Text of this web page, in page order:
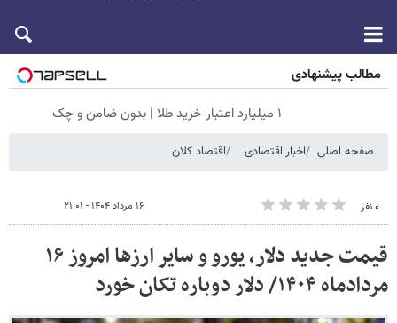
مطالب پیشنهادی
۱ میلیارد اعتبار خرید طلا | بدون ضامن و چک
صفحه اصلی اخبار اقتصادی اقتصاد کلان
۰ نفر ۱۶ مرداد ۱۴۰۴ - ۲۱:۰۱
قیمت جدید دلار، یورو و سایر ارزها امروز ۱۶
مردادماه ۱۴۰۴/ دلار دوباره تکان خورد